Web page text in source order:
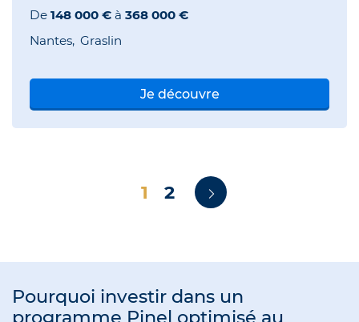
De 148 000 € à 368 000 €
Nantes Graslin
Je découvre
1 2
Pourquoi investir dans un
programme Pinel optimisé au